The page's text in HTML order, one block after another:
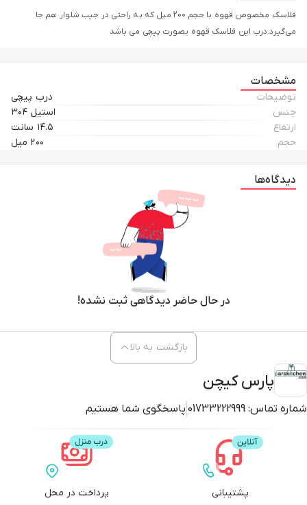
فلاسک مخصوص قهوه با حجم 200 میل که به راحتی در جیب شلوار هم جا
می‌گیرد.درب این فلاسک قهوه بصورت پیچی می باشد
مشخصات
توضیحات
درب پیچی
جنس
استیل ۳۰۴
ارتفاع
۱۴.۵ سانت
حجم
۲۰۰ میل
دیدگاه‌ها
در حال حاضر دیدگاهی ثبت نشده!
پارس کیچن
شماره تماس: 01733222999 پاسخگوی شما هستیم
بازگشت به بالا
پشتیبانی پرداخت در محل